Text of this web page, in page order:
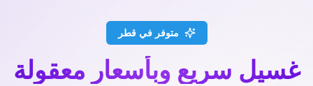
متوفر في قطر
غسيل سريع وبأسعار معقولة